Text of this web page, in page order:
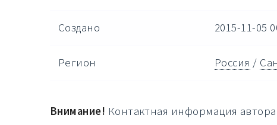
Создано 2015-11-05
Регион Россия /
Внимание! Контактная информация автора